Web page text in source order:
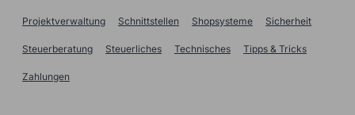
Projektverwaltung Schnittstellen Shopsysteme Sicherheit
Steuerberatung Steuerliches Technisches Tipps & Tricks
Zahlungen